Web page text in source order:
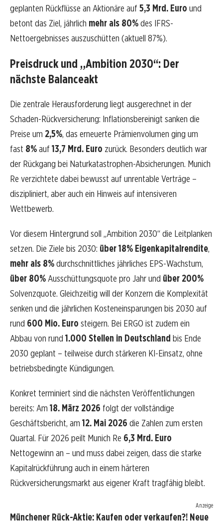
geplanten Rückflüsse an Aktionäre auf 5,3 Mrd. Euro und
betont das Ziel, jährlich mehr als 80%des IFRS-
Nettoergebnisses auszuschütten (aktuell 87%).
Preisdruck und „Ambition 2030“: Der
nächste Balanceakt
Die zentrale Herausforderung liegt ausgerechnet in der
Schaden-Rückversicherung: Inflationsbereinigt sanken die
Preise um 2,5%, das erneuerte Prämienvolumen ging um
fast 8%auf 13,7 Mrd. Euro zurück. Besonders deutlich war
der Rückgang bei Naturkatastrophen-Absicherungen. Munich
Re verzichtete dabei bewusst auf unrentable Verträge –
diszipliniert, aber auch ein Hinweis auf intensiveren
Wettbewerb.
Vor diesem Hintergrund soll „Ambition 2030“ die Leitplanken
setzen. Die Ziele bis 2030: über 18% Eigenkapitalrendite,
mehr als 8%durchschnittliches jährliches EPS-Wachstum,
über 80%Ausschüttungsquote pro Jahr und über 200%
Solvenzquote. Gleichzeitig will der Konzern die Komplexität
senken und die jährlichen Kosteneinsparungen bis 2030 auf
rund 600 Mio. Euro steigern. Bei ERGO ist zudem ein
Abbau von rund 1.000 Stellen in Deutschland bis Ende
2030 geplant – teilweise durch stärkeren KI-Einsatz, ohne
betriebsbedingte Kündigungen.
Konkret terminiert sind die nächsten Veröffentlichungen
bereits: Am 18. März 2026 folgt der vollständige
Geschäftsbericht, am 12. Mai 2026 die Zahlen zum ersten
Quartal. Für 2026 peilt Munich Re 6,3 Mrd. Euro
Nettogewinn an – und muss dabei zeigen, dass die starke
Kapitalrückführung auch in einem härteren
Rückversicherungsmarkt aus eigener Kraft tragfähig bleibt.
Anzeige
Münchener Rück-Aktie: Kaufen oder verkaufen?! Neue